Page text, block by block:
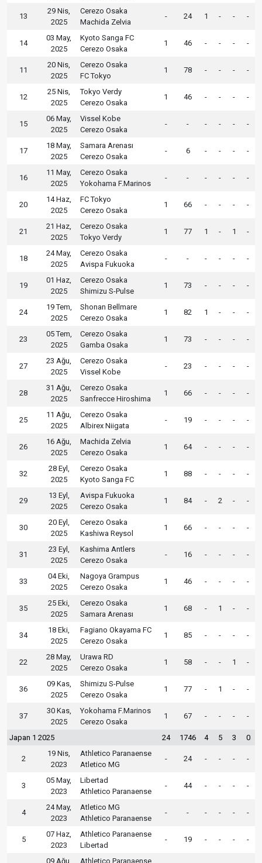
13
29 Nis,
2025
Cerezo Osaka
Machida Zelvia
- 24 1 - - -
14
03 May,
2025
Kyoto Sanga FC
Cerezo Osaka
1 46 - - - -
11
20 Nis,
2025
Cerezo Osaka
FC Tokyo
1 78 - - - -
12
25 Nis,
2025
Tokyo Verdy
Cerezo Osaka
1 46 - - - -
15
06 May,
2025
Vissel Kobe
Cerezo Osaka
- - - - - -
17
18 May,
2025
Samara Arenası
Cerezo Osaka
- 6 - - - -
16
11 May,
2025
Cerezo Osaka
Yokohama F.Marinos
- - - - - -
20
14 Haz,
2025
FC Tokyo
Cerezo Osaka
1 66 - - - -
21
21 Haz,
2025
Cerezo Osaka
Tokyo Verdy
1 77 1 - 1 -
18
24 May,
2025
Cerezo Osaka
Avispa Fukuoka
- - - - - -
19
01 Haz,
2025
Cerezo Osaka
Shimizu S-Pulse
1 73 - - - -
24
19 Tem,
2025
Shonan Bellmare
Cerezo Osaka
1 82 1 - - -
23
05 Tem,
2025
Cerezo Osaka
Gamba Osaka
1 73 - - - -
27
23 Ağu,
2025
Cerezo Osaka
Vissel Kobe
- 23 - - - -
28
31 Ağu,
2025
Cerezo Osaka
Sanfrecce Hiroshima
1 66 - - - -
25
11 Ağu,
2025
Cerezo Osaka
Albirex Niigata
- 19 - - - -
26
16 Ağu,
2025
Machida Zelvia
Cerezo Osaka
1 64 - - - -
32
28 Eyl,
2025
Cerezo Osaka
Kyoto Sanga FC
1 88 - - - -
29
13 Eyl,
2025
Avispa Fukuoka
Cerezo Osaka
1 84 - 2 - -
30
20 Eyl,
2025
Cerezo Osaka
Kashiwa Reysol
1 66 - - - -
31
23 Eyl,
2025
Kashima Antlers
Cerezo Osaka
- 16 - - - -
33
04 Eki,
2025
Nagoya Grampus
Cerezo Osaka
1 46 - - - -
35
25 Eki,
2025
Cerezo Osaka
Samara Arenası
1 68 - 1 - -
34
18 Eki,
2025
Fagiano Okayama FC
Cerezo Osaka
1 85 - - - -
22
28 May,
2025
Urawa RD
Cerezo Osaka
1 58 - - 1 -
36
09 Kas,
2025
Shimizu S-Pulse
Cerezo Osaka
1 77 - 1 - -
37
30 Kas,
2025
Yokohama F.Marinos
Cerezo Osaka
1 67 - - - -
Japan 1 2025 24 1746 4 5 3 0
2
19 Nis,
2023
Athletico Paranaense
Atletico MG
- 24 - - - -
3
05 May,
2023
Libertad
Athletico Paranaense
- 44 - - - -
4
24 May,
2023
Atletico MG
Athletico Paranaense
- - - - - -
5
07 Haz,
2023
Athletico Paranaense
Libertad
- 19 - - - -
09 Ağu, Athletico Paranaense